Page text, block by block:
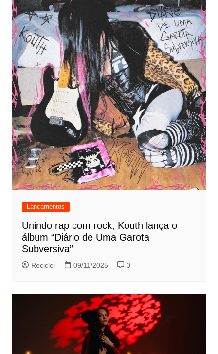
Lançamentos
Unindo rap com rock, Kouth lança o
álbum “Diário de Uma Garota
Subversiva”
Rociclei 09/11/2025 0